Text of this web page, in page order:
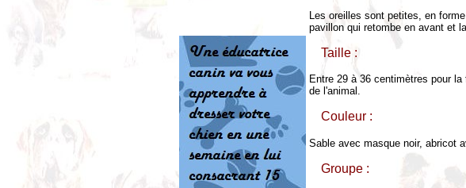
Les oreilles sont petites, en
pavillon qui retombe en avant et
Taille :
Entre 29 à 36 centimètres pour
de l'animal.
Couleur :
Sable avec masque noir, abricot
Groupe :